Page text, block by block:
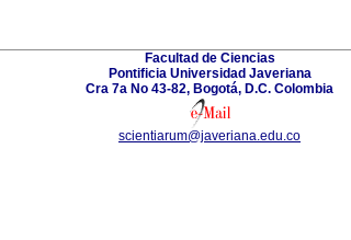
Facultad de Ciencias
Pontificia Universidad Javeriana
Cra 7a No 43-82, Bogotá, D.C. Colombia
scientiarum@javeriana.edu.co